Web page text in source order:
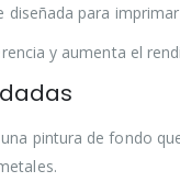
diseñada para
y aumenta el
pintura de fondo